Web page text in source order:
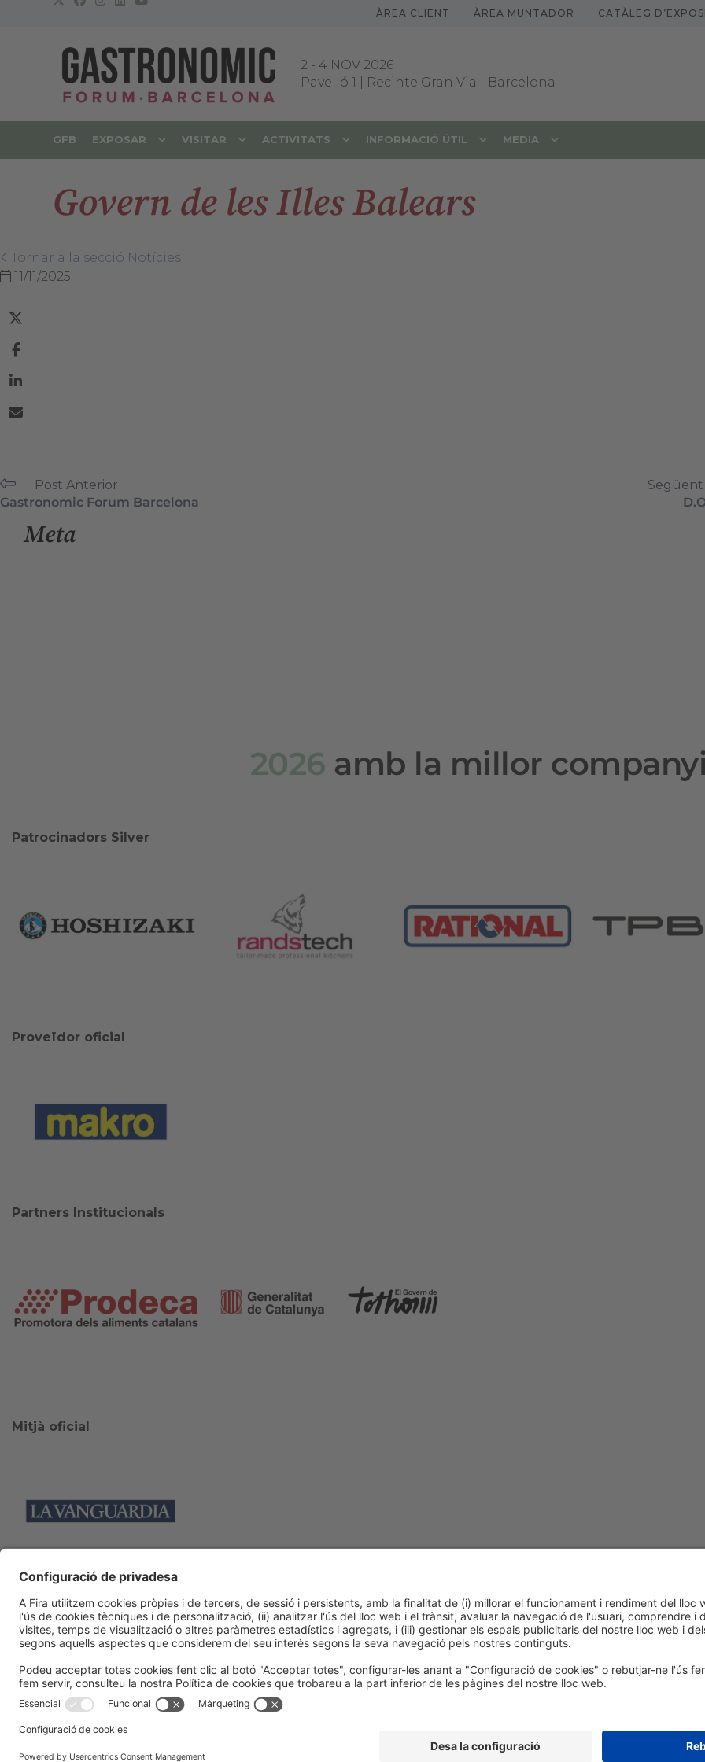
ÀREA CLIENT ÀREA MUNTADOR CATÀLEG
2 - 4 NOV 2026
Pavelló 1 | Recinte Gran Via - Barcelona
GFB EXPOSAR VISITAR ACTIVITATS INFORMACIÓ ÚTIL MEDIA
Govern de les Illes Balears
Tornar a la secció Notícies
11/11/2025
Post Anterior
Gastronomic Forum Barcelona
Meta
2026 amb la millor
Patrocinadors Silver
Proveïdor oficial
Partners Institucionals
Mitjà oficial
Col·laboradors